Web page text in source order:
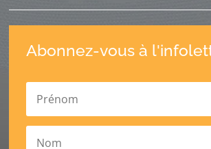
Abonnez-vous à